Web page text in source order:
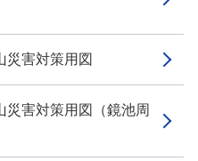
災害対策用図
災害対策用図（鏡池周